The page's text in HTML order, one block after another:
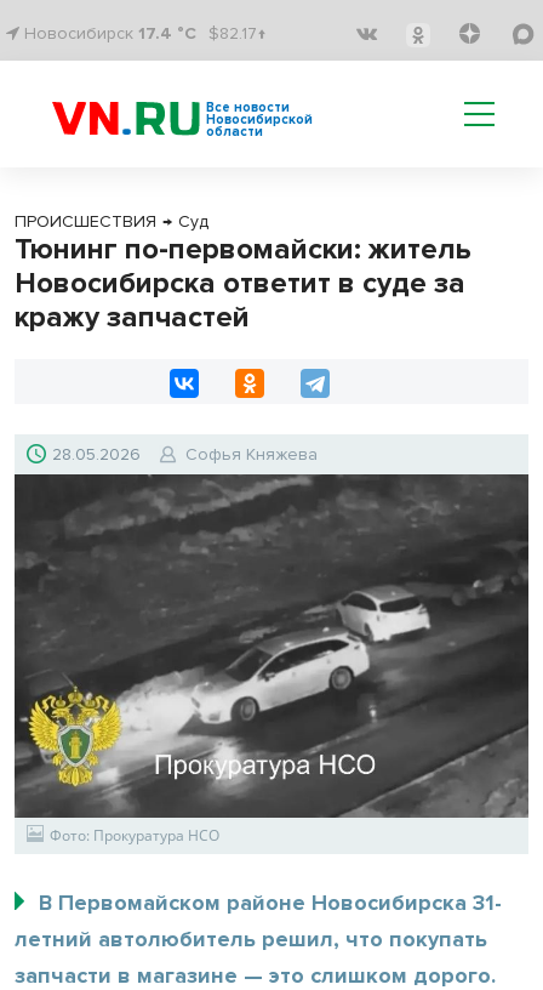
Новосибирск 17.4 °C $82.17↑
Все новости
Новосибирской
области
ПРОИСШЕСТВИЯ → Суд
Тюнинг по-первомайски: житель
Новосибирска ответит в суде за
кражу запчастей
28.05.2026 Софья Княжева
Фото: Прокуратура НСО
В Первомайском районе Новосибирска 31-
летний автолюбитель решил, что покупать
запчасти в магазине — это слишком дорого.